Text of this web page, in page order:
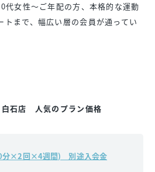
代女性〜ご年配の方、本格的な運動
まで、幅広い層の会員が通ってい
石店 人気のプラン価格
分×2回×4週間) 別途入会金